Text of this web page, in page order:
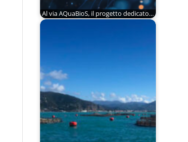
Al via AQuaBioS, il progetto dedicato…